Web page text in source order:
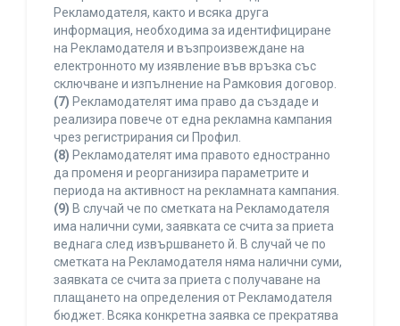
Рекламодателя, както и всяка друга
информация, необходима за идентифициране
на Рекламодателя и възпроизвеждане на
електронното му изявление във връзка със
сключване и изпълнение на Рамковия договор.
(7) Рекламодателят има право да създаде и
реализира повече от една рекламна кампания
чрез регистрирания си Профил.
(8) Рекламодателят има правото едностранно
да променя и реорганизира параметрите и
периода на активност на рекламната кампания.
(9) В случай че по сметката на Рекламодателя
има налични суми, заявката се счита за приета
веднага след извършването й. В случай че по
сметката на Рекламодателя няма налични суми,
заявката се счита за приета с получаване на
плащането на определения от Рекламодателя
бюджет. Всяка конкретна заявка се прекратява